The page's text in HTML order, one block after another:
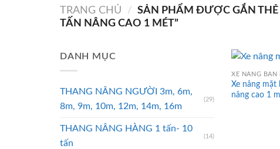
TRANG CHỦ / SẢN PHẨM ĐƯỢC GẮN
TẤN NÂNG CAO 1 MÉT”
DANH MỤC
THANG NÂNG NGƯỜI 3m, 6m,
8m, 9m, 10m, 12m, 14m, 16m
(29)
THANG NÂNG HÀNG 1 tấn- 10
tấn
(14)
XE NÂNG BÀN
Xe nâng
nâng cao 1